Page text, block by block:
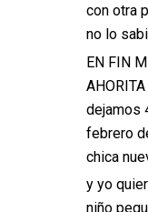
con otra
no lo
EN FIN
dejamos
febrero
chica
y yo
niño